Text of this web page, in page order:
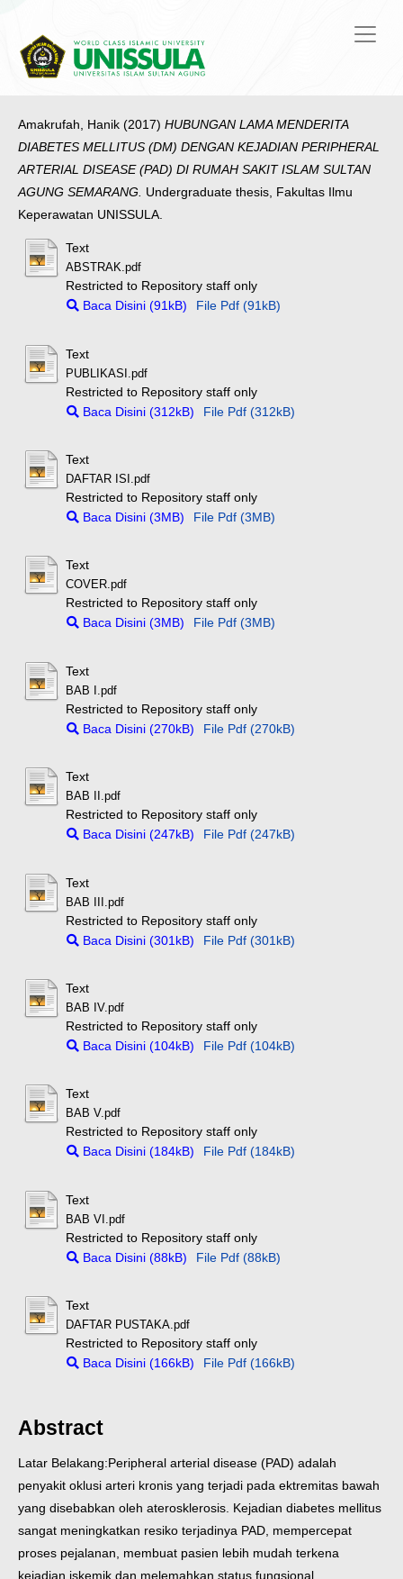
Amakrufah, Hanik (2017) HUBUNGAN LAMA MENDERITA
DIABETES MELLITUS (DM) DENGAN KEJADIAN PERIPHERAL
ARTERIAL DISEASE (PAD) DI RUMAH SAKIT ISLAM SULTAN
AGUNG SEMARANG. Undergraduate thesis, Fakultas Ilmu
Keperawatan UNISSULA.
Text
ABSTRAK.pdf
Restricted to Repository staff only
Baca Disini (91kB)
File Pdf (91kB)
Text
PUBLIKASI.pdf
Restricted to Repository staff only
Baca Disini (312kB)
File Pdf (312kB)
Text
DAFTAR ISI.pdf
Restricted to Repository staff only
Baca Disini (3MB)
File Pdf (3MB)
Text
COVER.pdf
Restricted to Repository staff only
Baca Disini (3MB)
File Pdf (3MB)
Text
BAB I.pdf
Restricted to Repository staff only
Baca Disini (270kB)
File Pdf (270kB)
Text
BAB II.pdf
Restricted to Repository staff only
Baca Disini (247kB)
File Pdf (247kB)
Text
BAB III.pdf
Restricted to Repository staff only
Baca Disini (301kB)
File Pdf (301kB)
Text
BAB IV.pdf
Restricted to Repository staff only
Baca Disini (104kB)
File Pdf (104kB)
Text
BAB V.pdf
Restricted to Repository staff only
Baca Disini (184kB)
File Pdf (184kB)
Text
BAB VI.pdf
Restricted to Repository staff only
Baca Disini (88kB)
File Pdf (88kB)
Text
DAFTAR PUSTAKA.pdf
Restricted to Repository staff only
Baca Disini (166kB)
File Pdf (166kB)
Abstract
Latar Belakang:Peripheral arterial disease (PAD) adalah
penyakit oklusi arteri kronis yang terjadi pada ektremitas bawah
yang disebabkan oleh aterosklerosis. Kejadian diabetes mellitus
sangat meningkatkan resiko terjadinya PAD, mempercepat
proses pejalanan, membuat pasien lebih mudah terkena
kejadian iskemik dan melemahkan status fungsional